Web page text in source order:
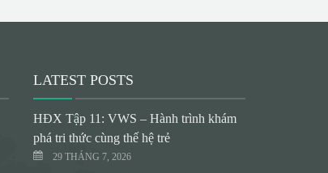
LATEST POSTS
HĐX Tập 11: VWS – Hành trình khám
phá tri thức cùng thế hệ trẻ
29 THÁNG 7, 2026